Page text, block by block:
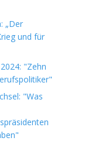
„Der
und für
"Zehn
"Was